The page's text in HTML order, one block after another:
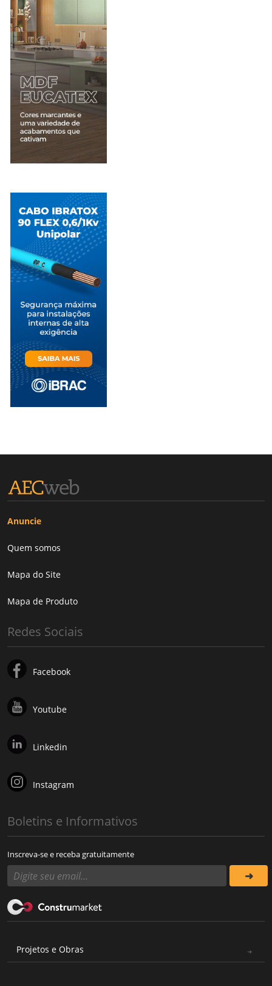
Anuncie
Quem somos
Mapa do Site
Mapa de Produto
Redes Sociais
Facebook
Youtube
Linkedin
Instagram
Boletins e Informativos
Inscreva-se e receba gratuitamente
Projetos e Obras